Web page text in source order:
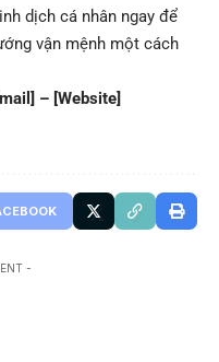
dịch cá nhân ngay để
vận mệnh một cách
– [Website]
-